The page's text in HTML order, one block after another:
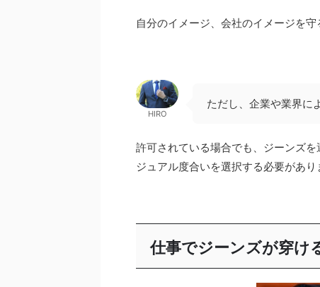
自分のイメージ、会社のイメージを
HIRO
ただし、企業や業界に
許可されている場合でも、ジーンズ
ジュアル度合いを選択する必要があり
仕事でジーンズが穿け